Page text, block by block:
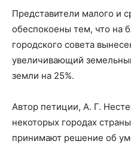
Представители малого и
обеспокоены тем, что на
городского совета
увеличивающий
земли на 25%.
Автор петиции, А. Г.
некоторых городах
принимают решение об